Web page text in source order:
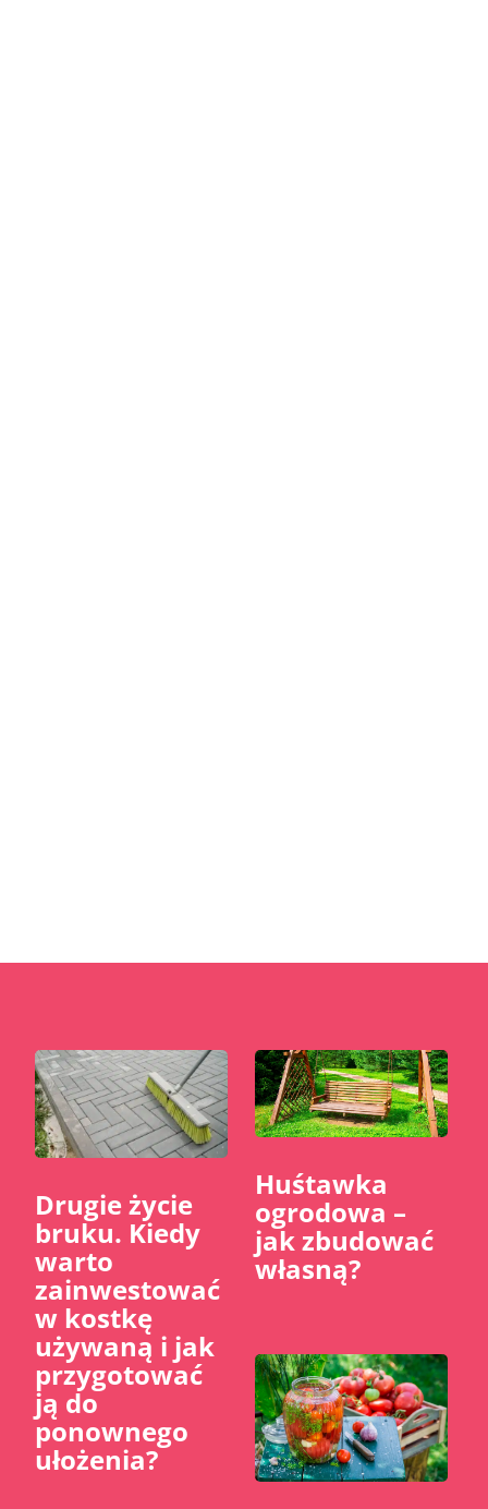
​Drugie życie
bruku. Kiedy
warto
zainwestować
w kostkę
używaną i jak
przygotować
ją do
ponownego
ułożenia?
Huśtawka
ogrodowa –
jak zbudować
własną?